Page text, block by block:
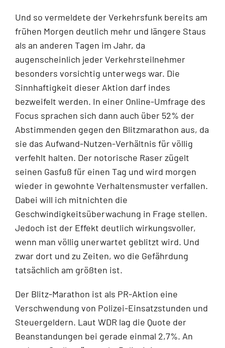
Und so vermeldete der Verkehrsfunk bereits am
frühen Morgen deutlich mehr und längere Staus
als an anderen Tagen im Jahr, da
augenscheinlich jeder Verkehrsteilnehmer
besonders vorsichtig unterwegs war. Die
Sinnhaftigkeit dieser Aktion darf indes
bezweifelt werden. In einer Online-Umfrage des
Focus sprachen sich dann auch über 52% der
Abstimmenden gegen den Blitzmarathon aus, da
sie das Aufwand-Nutzen-Verhältnis für völlig
verfehlt halten. Der notorische Raser zügelt
seinen Gasfuß für einen Tag und wird morgen
wieder in gewohnte Verhaltensmuster verfallen.
Dabei will ich mitnichten die
Geschwindigkeitsüberwachung in Frage stellen.
Jedoch ist der Effekt deutlich wirkungsvoller,
wenn man völlig unerwartet geblitzt wird. Und
zwar dort und zu Zeiten, wo die Gefährdung
tatsächlich am größten ist.
Der Blitz-Marathon ist als PR-Aktion eine
Verschwendung von Polizei-Einsatzstunden und
Steuergeldern. Laut WDR lag die Quote der
Beanstandungen bei gerade einmal 2,7%. An